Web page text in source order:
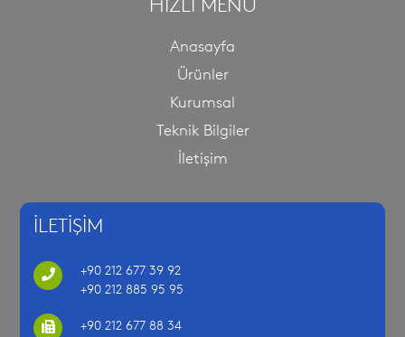
Anasayfa
Ürünler
Kurumsal
Teknik Bilgiler
İletişim
İLETİŞİM
+90 212 677 39 92
+90 212 885 95 95
+90 212 677 88 34